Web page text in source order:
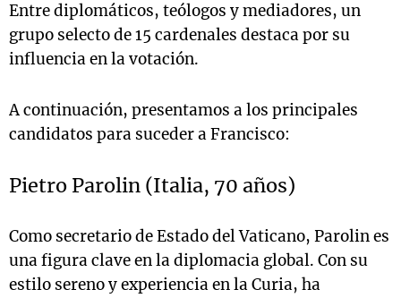
Entre diplomáticos, teólogos y mediadores, un
grupo selecto de 15 cardenales destaca por su
influencia en la votación.
A continuación, presentamos a los principales
candidatos para suceder a Francisco:
Pietro Parolin (Italia, 70 años)
Como secretario de Estado del Vaticano, Parolin es
una figura clave en la diplomacia global. Con su
estilo sereno y experiencia en la Curia, ha